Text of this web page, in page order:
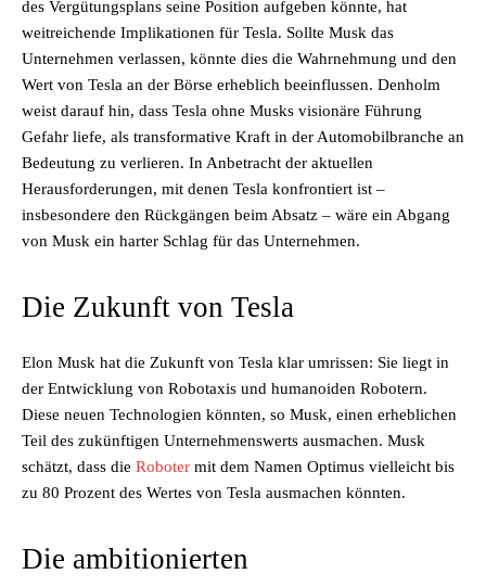
des Vergütungsplans seine Position aufgeben könnte, hat
weitreichende Implikationen für Tesla. Sollte Musk das
Unternehmen verlassen, könnte dies die Wahrnehmung und den
Wert von Tesla an der Börse erheblich beeinflussen. Denholm
weist darauf hin, dass Tesla ohne Musks visionäre Führung
Gefahr liefe, als transformative Kraft in der Automobilbranche an
Bedeutung zu verlieren. In Anbetracht der aktuellen
Herausforderungen, mit denen Tesla konfrontiert ist –
insbesondere den Rückgängen beim Absatz – wäre ein Abgang
von Musk ein harter Schlag für das Unternehmen.
Die Zukunft von Tesla
Elon Musk hat die Zukunft von Tesla klar umrissen: Sie liegt in
der Entwicklung von Robotaxis und humanoiden Robotern.
Diese neuen Technologien könnten, so Musk, einen erheblichen
Teil des zukünftigen Unternehmenswerts ausmachen. Musk
schätzt, dass die Roboter mit dem Namen Optimus vielleicht bis
zu 80 Prozent des Wertes von Tesla ausmachen könnten.
Die ambitionierten